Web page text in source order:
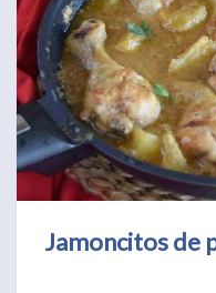
Jamoncitos de